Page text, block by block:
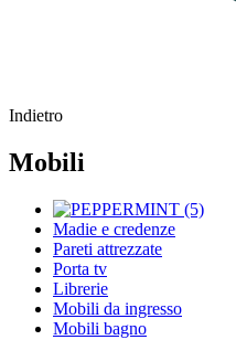
Indietro
Mobili
Madie e credenze
Pareti attrezzate
Porta tv
Librerie
Mobili da ingresso
Mobili bagno